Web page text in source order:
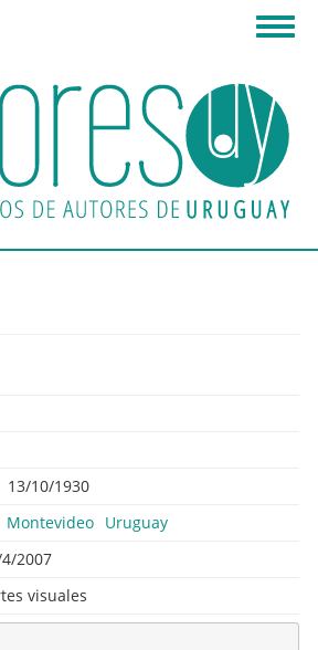
13/10/1930
Montevideo Uruguay
2007
visuales